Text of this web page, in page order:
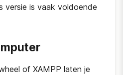
versie is vaak voldoende
of XAMPP laten je